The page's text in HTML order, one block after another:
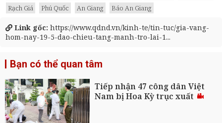
Rạch Giá
Phú Quốc An Giang Báo An Giang
Link gốc: https://www.qdnd.vn/kinh-te/tin-tuc/gia-vang-
hom-nay-19-5-dao-chieu-tang-manh-tro-lai-1...
Bạn có thể quan tâm
Tiếp nhận 47 công dân Việt
Nam bị Hoa Kỳ trục xuất